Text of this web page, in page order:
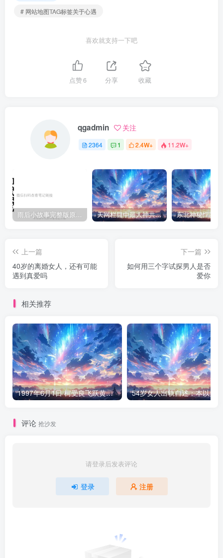
# 网站地图TAG标签关于心遇
喜欢就支持一下吧
点赞6 分享 收藏
qgadmin 关注
2364 1 2.4W+ 11.2W+
雨后小故事完整版原片动态图（图+文字解说版） 天网栏目中最人神共愤的一期《消失的夫妻》
上一篇
40岁的离婚女人，还有可能
遇到真爱吗
下一篇
如何用三个字试探男人是否
爱你
相关推荐
1997年6月1日 柯受良飞跃黄河现场
评论 抢沙发
请登录后发表评论
登录 注册